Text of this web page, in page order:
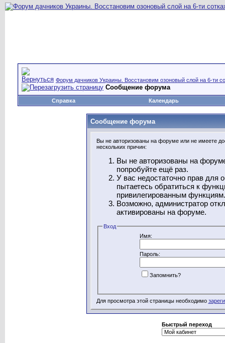
Форум дачников Украины. Восстановим озоновый слой на 6-ти
Сообщение форума
Справка Календарь
Сообщение форума
Вы не авторизованы на форуме или не имеете
нескольких причин:
Вы не авторизованы на
попробуйте ещё раз.
У вас недостаточно прав для
пытаетесь обратиться к
привилегированным функциям.
Возможно, администратор
активированы на форуме.
Вход
Имя:
Пароль:
Запомнить?
Для просмотра этой страницы необходимо
Быстрый переход